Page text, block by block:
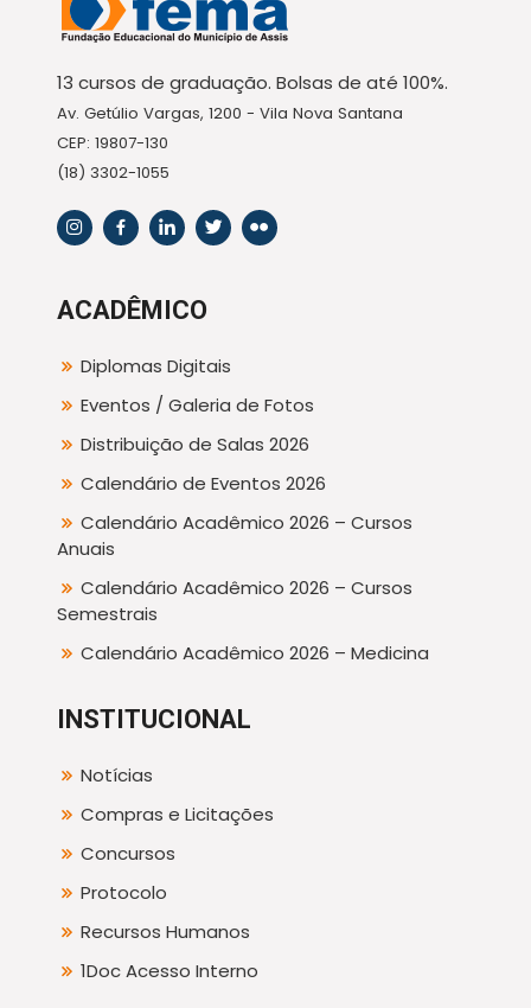
13 cursos de graduação. Bolsas de até 100%.
Av. Getúlio Vargas, 1200 - Vila Nova Santana
CEP: 19807-130
(18) 3302-1055
ACADÊMICO
Diplomas Digitais
Eventos / Galeria de Fotos
Distribuição de Salas 2026
Calendário de Eventos 2026
Calendário Acadêmico 2026 – Cursos
Anuais
Calendário Acadêmico 2026 – Cursos
Semestrais
Calendário Acadêmico 2026 – Medicina
INSTITUCIONAL
Notícias
Compras e Licitações
Concursos
Protocolo
Recursos Humanos
1Doc Acesso Interno